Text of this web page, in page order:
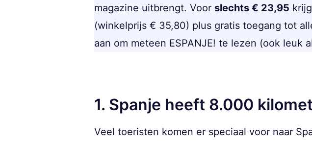
magazine uitbrengt. Voor slechts € 23,95
(winkelprijs € 35,80) plus gratis toegang tot
aan om meteen ESPANJE! te lezen (ook leuk
1. Spanje heeft 8.000
Veel toeristen komen er speciaal voor naar